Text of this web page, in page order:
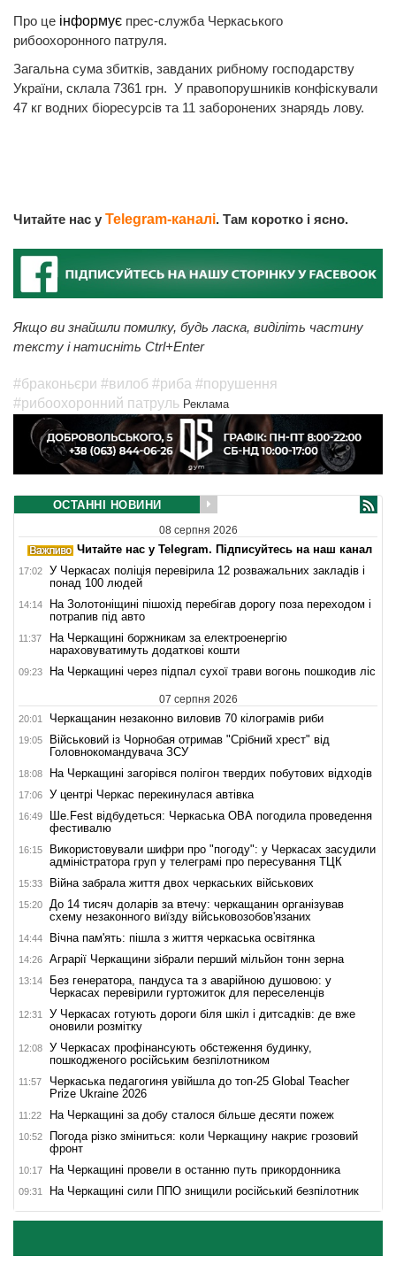
Про це інформує прес-служба Черкаського
рибоохоронного патруля.
Загальна сума збитків, завданих рибному господарству
України, склала 7361 грн. У правопорушників конфіскували
47 кг водних біоресурсів та 11 заборонених знарядь лову.
Читайте нас у Telegram-каналі. Там коротко і ясно.
Якщо ви знайшли помилку, будь ласка, виділіть частину
тексту і натисніть Ctrl+Enter
#браконьєри #вилоб #риба #порушення
#рибоохоронний патруль Реклама
ОСТАННІ НОВИНИ
08 серпня 2026
Читайте нас у Telegram. Підписуйтесь на наш канал
17:02
У Черкасах поліція перевірила 12 розважальних закладів і
понад 100 людей
14:14
На Золотоніщині пішохід перебігав дорогу поза переходом і
потрапив під авто
11:37
На Черкащині боржникам за електроенергію
нараховуватимуть додаткові кошти
09:23 На Черкащині через підпал сухої трави вогонь пошкодив ліс
07 серпня 2026
20:01 Черкащанин незаконно виловив 70 кілограмів риби
19:05
Військовий із Чорнобая отримав "Срібний хрест" від
Головнокомандувача ЗСУ
18:08 На Черкащині загорівся полігон твердих побутових відходів
17:06 У центрі Черкас перекинулася автівка
16:49
Ше.Fest відбудеться: Черкаська ОВА погодила проведення
фестивалю
16:15
Використовували шифри про "погоду": у Черкасах засудили
адміністратора груп у телеграмі про пересування ТЦК
15:33 Війна забрала життя двох черкаських військових
15:20
До 14 тисяч доларів за втечу: черкащанин організував
схему незаконного виїзду військовозобов'язаних
14:44 Вічна пам'ять: пішла з життя черкаська освітянка
14:26 Аграрії Черкащини зібрали перший мільйон тонн зерна
13:14
Без генератора, пандуса та з аварійною душовою: у
Черкасах перевірили гуртожиток для переселенців
12:31
У Черкасах готують дороги біля шкіл і дитсадків: де вже
оновили розмітку
12:08
У Черкасах профінансують обстеження будинку,
пошкодженого російським безпілотником
11:57
Черкаська педагогиня увійшла до топ-25 Global Teacher
Prize Ukraine 2026
11:22 На Черкащині за добу сталося більше десяти пожеж
10:52
Погода різко зміниться: коли Черкащину накриє грозовий
фронт
10:17 На Черкащині провели в останню путь прикордонника
09:31 На Черкащині сили ППО знищили російський безпілотник